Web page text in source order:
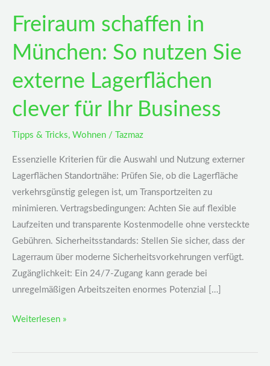
Freiraum schaffen in
München: So nutzen Sie
externe Lagerflächen
clever für Ihr Business
Tipps & Tricks, Wohnen / Tazmaz
Essenzielle Kriterien für die Auswahl und Nutzung externer
Lagerflächen Standortnähe: Prüfen Sie, ob die Lagerfläche
verkehrsgünstig gelegen ist, um Transportzeiten zu
minimieren. Vertragsbedingungen: Achten Sie auf flexible
Laufzeiten und transparente Kostenmodelle ohne versteckte
Gebühren. Sicherheitsstandards: Stellen Sie sicher, dass der
Lagerraum über moderne Sicherheitsvorkehrungen verfügt.
Zugänglichkeit: Ein 24/7-Zugang kann gerade bei
unregelmäßigen Arbeitszeiten enormes Potenzial […]
Weiterlesen »